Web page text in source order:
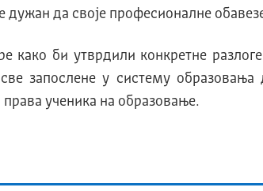
да своје професионалне
како би утврдили конкретне
запослене у систему
ученика на образовање.